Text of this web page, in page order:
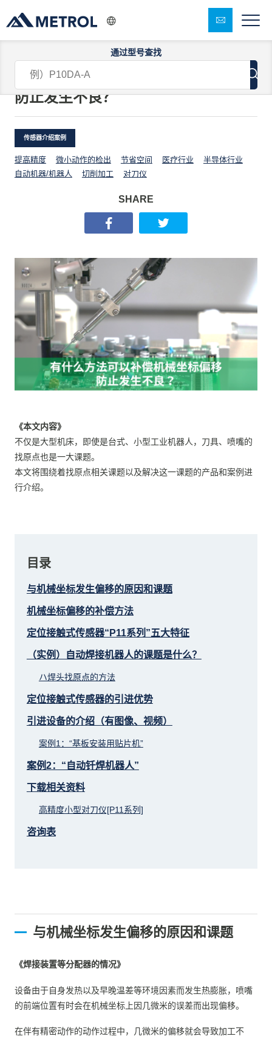
通过型号查找
有什么方法可以补偿机械坐标偏移，
防止发生不良？
传感器介绍案例
提高精度 微小动作的检出 节省空间 医疗行业
半导体行业
自动机器/机器人
切削加工 对刀仪
SHARE
《本文内容》
不仅是大型机床，即使是台式、小型工业机器人，刀具、喷嘴的
找原点也是一大课题。
本文将围绕着找原点相关课题以及解决这一课题的产品和案例进
行介绍。
目录
与机械坐标发生偏移的原因和课题
机械坐标偏移的补偿方法
定位接触式传感器“P11系列”五大特征
（实例）自动焊接机器人的课题是什么？
ハ焊头找原点的方法
定位接触式传感器的引进优势
引进设备的介绍（有图像、视频）
案例1：“基板安装用贴片机”
案例2：“自动钎焊机器人”
下载相关资料
高精度小型对刀仪[P11系列]
咨询表
与机械坐标发生偏移的原因和课题
《焊接装置等分配器的情况》
设备由于自身发热以及早晚温差等环境因素而发生热膨胀，喷嘴
的前端位置有时会在机械坐标上因几微米的误差而出现偏移。
在伴有精密动作的动作过程中，几微米的偏移就会导致加工不